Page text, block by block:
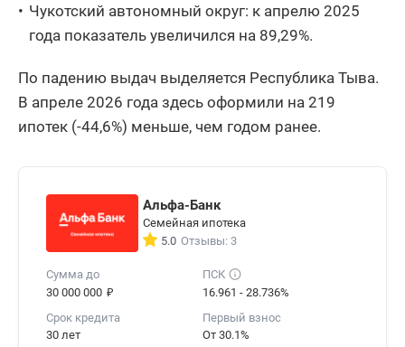
Республика Саха
1 148 34,11
область
1 142 10,23
Алтайский край
Бурятия
область
1 104
край
1 091
Ставропольский
край
1 087
Чукотский автономный округ: к апрелю 2025
года показатель увеличился на 89,29%.
По падению выдач выделяется Республика Тыва.
В апреле 2026 года здесь оформили на 219
ипотек (-44,6%) меньше, чем годом ранее.
Альфа-Банк
Семейная ипотека
5.0 Отзывы: 3
Сумма до
30 000 000 ₽
ПСК
16.961 - 28.736%
Срок кредита
30 лет
Первый взнос
От 30.1%